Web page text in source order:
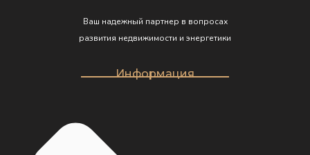
Ваш надежный партнер в вопросах
развития недвижимости и энергетики
Информация